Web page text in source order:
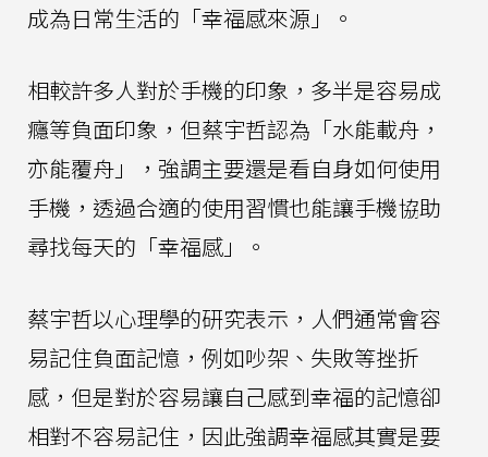
成為日常生活的「幸福感來源」。
相較許多人對於手機的印象，多半是容易成
癮等負面印象，但蔡宇哲認為「水能載舟，
亦能覆舟」，強調主要還是看自身如何使用
手機，透過合適的使用習慣也能讓手機協助
尋找每天的「幸福感」。
蔡宇哲以心理學的研究表示，人們通常會容
易記住負面記憶，例如吵架、失敗等挫折
感，但是對於容易讓自己感到幸福的記憶卻
相對不容易記住，因此強調幸福感其實是要